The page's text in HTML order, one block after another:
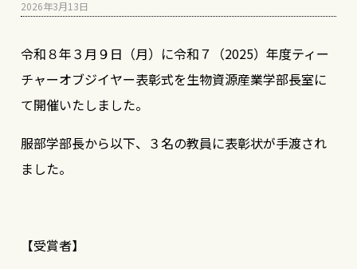
2026年3月13日
令和８年３月９日（月）に令和７（2025）年度ティー
チャーオブジイヤー表彰式を生物資源産業学部長室に
て開催いたしました。
服部学部長から以下、３名の教員に表彰状が手渡され
ました。
【受賞者】